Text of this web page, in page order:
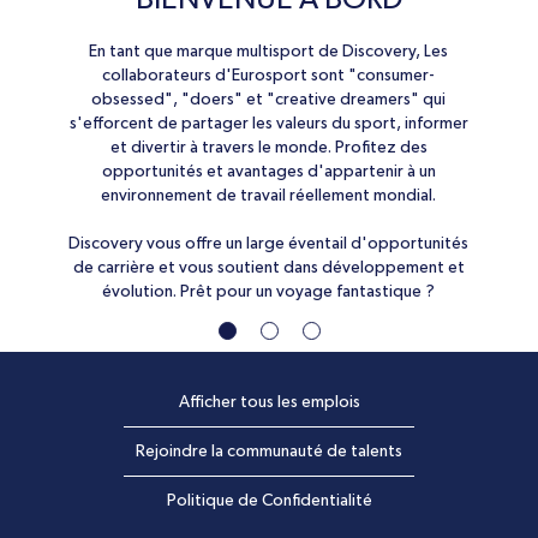
En tant que marque multisport de Discovery, Les
collaborateurs d'Eurosport sont "consumer-
obsessed", "doers" et "creative dreamers" qui
s'efforcent de partager les valeurs du sport, informer
et divertir à travers le monde. Profitez des
opportunités et avantages d'appartenir à un
environnement de travail réellement mondial.
Discovery vous offre un large éventail d'opportunités
de carrière et vous soutient dans développement et
évolution. Prêt pour un voyage fantastique ?
La diversité fait partie intégrante de Discovery. Nous
la retrouvons au sein de nos contenus et elle est
partagée par nos collaborateurs et se trouve au
centre de nos plus belles réussites. Nous sommes fiers
de vous accueillir, fiers d’être un environnement de
travail inclusif et diverse reconnu dans un
environnement de travail où les différences sont
notre équipe, notre unité.
Chez Eurosport, notre passion du sport nous pousse
à travailler dur, réussir ensemble comme une équipe
et de donner le meilleur de nous-mêmes.
Dans nos équipes, nous partageons des valeurs
communes: Le respect mutuel et la célébration de nos
similitudes et différences, la collaboration et la
nous efforçons de nous améliorer chaque jour, nourris
par une passion pour offrir la meilleure expérience
sportive aux fans.
Afficher tous les emplois
Rejoindre la communauté de talents
Politique de Confidentialité